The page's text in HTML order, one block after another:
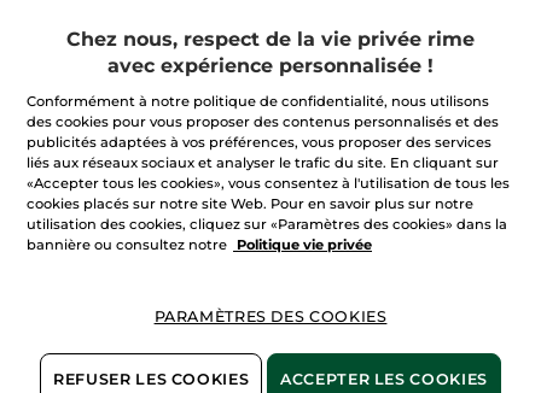
4.6
★★★★★
★★★★★
sur
étoiles.
Lire
les
sur
Duo
Shampooings
Fortifiant
Anti-
AJOUTER UN AVIS
-19% 12,99 € 15,98 €
Quantité
AJOUTER AU PANIER
Livraison à partir du12/08
Chez nous, respect de la vie privée rime
avec expérience personnalisée !
Conformément à notre politique de confidentialité, nous utilisons
des cookies pour vous proposer des contenus personnalisés et des
publicités adaptées à vos préférences, vous proposer des services
liés aux réseaux sociaux et analyser le trafic du site. En cliquant sur
«Accepter tous les cookies», vous consentez à l'utilisation de tous les
cookies placés sur notre site Web. Pour en savoir plus sur notre
utilisation des cookies, cliquez sur «Paramètres des cookies» dans la
bannière ou consultez notre
Politique vie privée
PARAMÈTRES DES COOKIES
REFUSER LES COOKIES ACCEPTER LES COOKIES